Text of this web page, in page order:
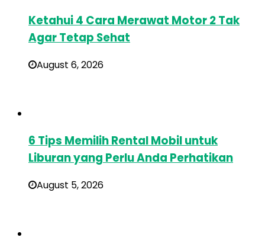
Ketahui 4 Cara Merawat Motor 2 Tak
Agar Tetap Sehat
August 6, 2026
6 Tips Memilih Rental Mobil untuk
Liburan yang Perlu Anda Perhatikan
August 5, 2026